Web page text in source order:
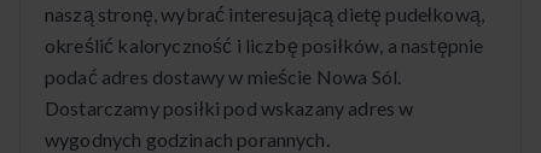
naszą stronę, wybrać interesującą dietę pudełkową,
określić kaloryczność i liczbę posiłków, a następnie
podać adres dostawy w mieście Nowa Sól.
Dostarczamy posiłki pod wskazany adres w
wygodnych godzinach porannych.